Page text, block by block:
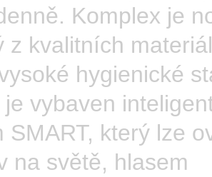
Komplex je
z kvalitních
hygienické
vybaven
SMART, který lze
na světě, hlasem